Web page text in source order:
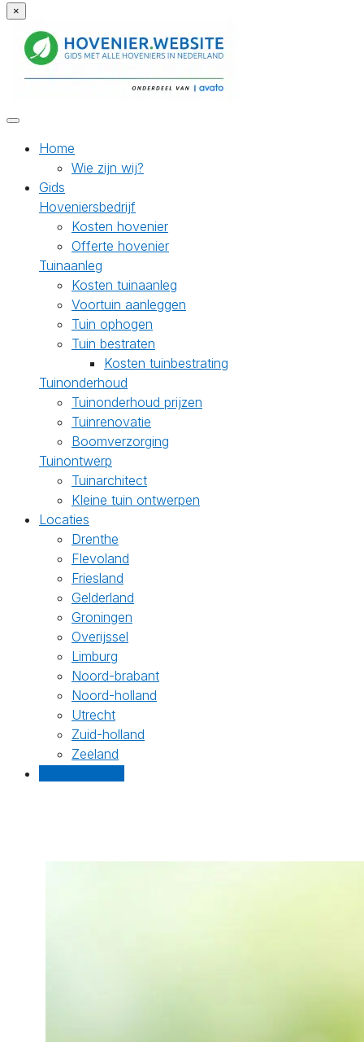
×
Home
Wie zijn wij?
Gids
Hoveniersbedrijf
Kosten hovenier
Offerte hovenier
Tuinaanleg
Kosten tuinaanleg
Voortuin aanleggen
Tuin ophogen
Tuin bestraten
Kosten tuinbestrating
Tuinonderhoud
Tuinonderhoud prijzen
Tuinrenovatie
Boomverzorging
Tuinontwerp
Tuinarchitect
Kleine tuin ontwerpen
Locaties
Drenthe
Flevoland
Friesland
Gelderland
Groningen
Overijssel
Limburg
Noord-brabant
Noord-holland
Utrecht
Zuid-holland
Zeeland